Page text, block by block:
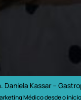
Daniela Kassar –
Médico desde o